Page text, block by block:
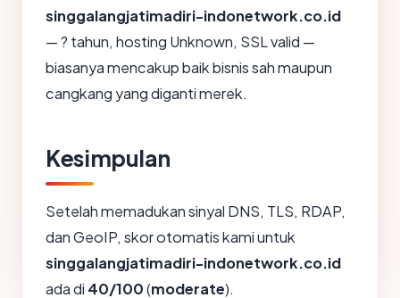
singgalangjatimadiri-indonetwork.co.id
— ? tahun, hosting Unknown, SSL valid —
biasanya mencakup baik bisnis sah maupun
cangkang yang diganti merek.
Kesimpulan
Setelah memadukan sinyal DNS, TLS, RDAP,
dan GeoIP, skor otomatis kami untuk
singgalangjatimadiri-indonetwork.co.id
ada di 40/100(moderate).